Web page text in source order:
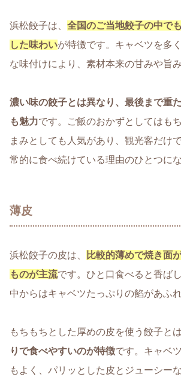
浜松餃子は、 全国のご当地餃子の中で
した味わいが特徴です。キャベツを多
な味付けにより、素材本来の甘みや旨
濃い味の餃子とは異なり、最後まで重
も魅力です。ご飯のおかずとしてはも
まみとしても人気があり、観光客だけ
常的に食べ続けている理由のひとつに
薄皮
浜松餃子の皮は、
比較的薄めで焼き面
ものが主流です。ひと口食べると香ば
中からはキャベツたっぷりの餡があふれ
もちもちとした厚めの皮を使う餃子とは
りで食べやすいのが特徴です。キャベ
もよく、パリッとした皮とジューシー